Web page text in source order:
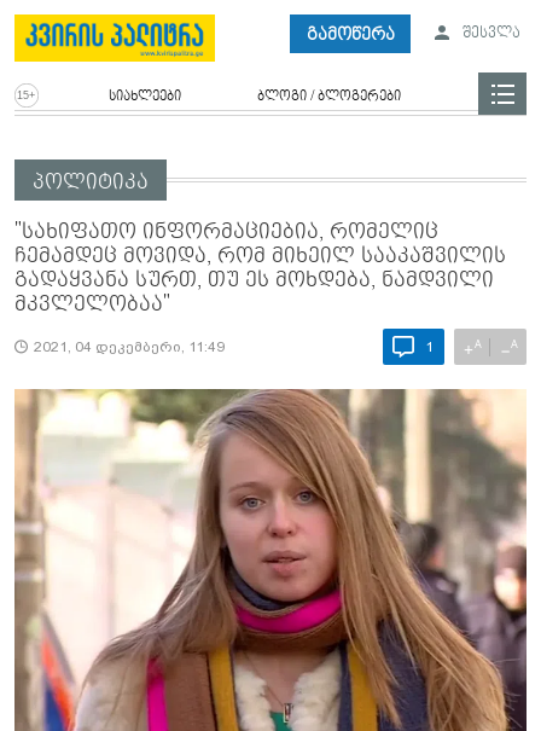
გამოწერა შესვლა
სიახლეები ბლოგი / ბლოგერები
პოლიტიკა
"სახიფათო ინფორმაციებია, რომელიც
ჩემამდეც მოვიდა, რომ მიხეილ სააკაშვილის
გადაყვანა სურთ, თუ ეს მოხდება, ნამდვილი
მკვლელობაა"
2021, 04 დეკემბერი, 11:49 1 +A −A